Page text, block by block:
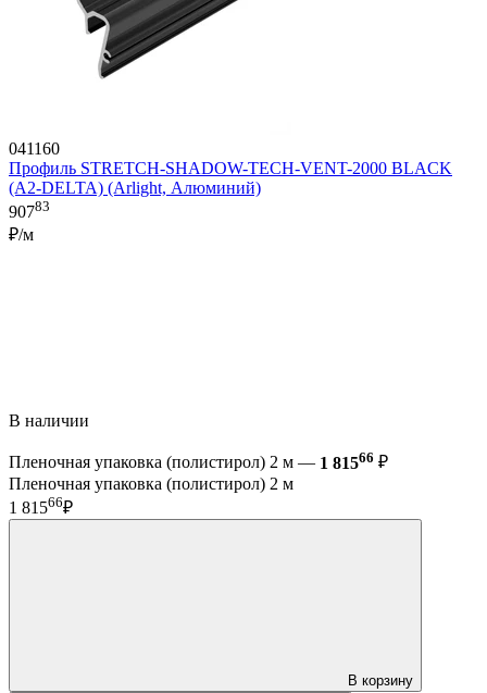
041160
Профиль STRETCH-SHADOW-TECH-VENT-2000 BLACK
(A2-DELTA) (Arlight, Алюминий)
90783
₽/м
В наличии
Пленочная упаковка (полистирол) 2 м — 1 81566 ₽
Пленочная упаковка (полистирол) 2 м
1 81566₽
В корзину